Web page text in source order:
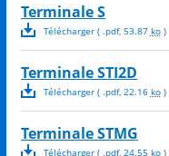
Terminale S
Télécharger( .pdf, 53.87 ko)
Terminale STI2D
Télécharger( .pdf, 22.16 ko)
Terminale STMG
Télécharger( .pdf, 24.55 ko)